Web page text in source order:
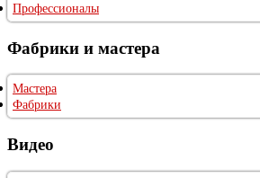
Профессионалы
Фабрики и мастера
Мастера
Фабрики
Видео